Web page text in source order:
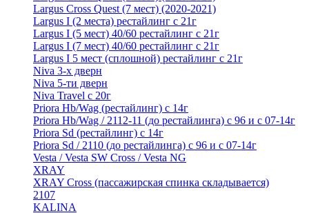
Largus Cross Quest (7 мест) (2020-2021)
Largus I (2 места) рестайлинг с 21г
Largus I (5 мест) 40/60 рестайлинг с 21г
Largus I (7 мест) 40/60 рестайлинг с 21г
Largus I 5 мест (сплошной) рестайлинг с 21г
Niva 3-х дверн
Niva 5-ти дверн
Niva Travel с 20г
Priora Hb/Wag (рестайлинг) с 14г
Priora Hb/Wag / 2112-11 (до рестайлинга) с 96 и с 07-14г
Priora Sd (рестайлинг) c 14г
Priora Sd / 2110 (до рестайлинга) с 96 и с 07-14г
Vesta / Vesta SW Cross / Vesta NG
XRAY
XRAY Cross (пассажирская спинка складывается)
2107
KALINA